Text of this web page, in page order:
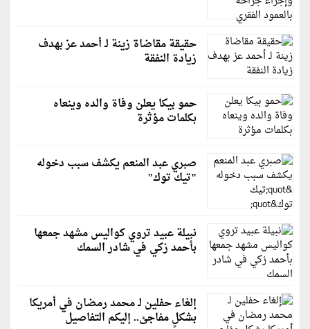
حقيقة مقاضاة زينة لـ أحمد عز بهدف
زيادة النفقة
حمو بيكا يعلن وفاة والده وينعاه
بكلمات مؤثرة
صبري عبد المنعم يكشف سبب دخوله
"تيك توك"
نبيلة عبيد تروي كواليس مشهد جمعها
بأحمد زكي في شادر السمك
إلغاء حفلين لـ محمد رمضان في أمريكا
بشكلٍ مفاجئ.. إليكم التفاصيل